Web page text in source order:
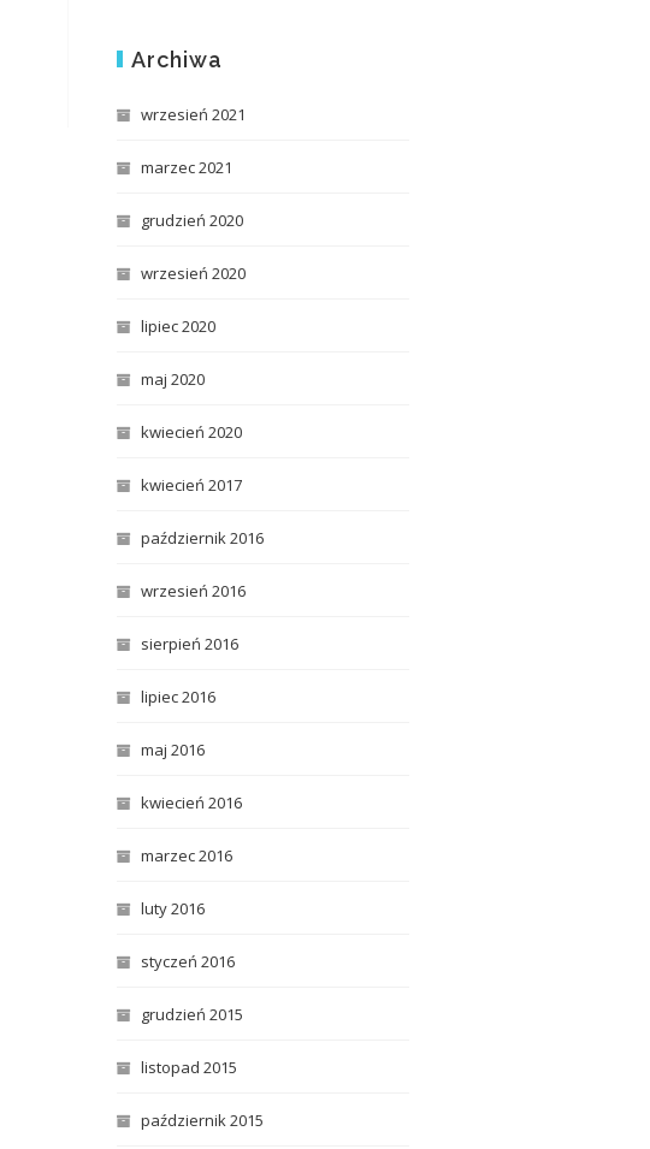
Archiwa
wrzesień 2021
marzec 2021
grudzień 2020
wrzesień 2020
lipiec 2020
maj 2020
kwiecień 2020
kwiecień 2017
październik 2016
wrzesień 2016
sierpień 2016
lipiec 2016
maj 2016
kwiecień 2016
marzec 2016
luty 2016
styczeń 2016
grudzień 2015
listopad 2015
październik 2015